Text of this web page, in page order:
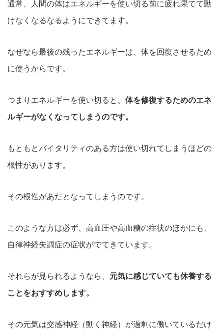
通常、人間の体はエネルギーを使い切る前に疲れ果てて動
けなくなるなるようにできてます。
なぜなら最後の残ったエネルギーは、体を回復させるため
に使うからです。
つまりエネルギーを使い切ると、 体を修復するためのエネ
ルギーがなくなってしまうのです。
もともとバイタリティのある方は使い切れてしまうほどの
根性があります。
その根性があだとなってしまうのです。
このような方は必ず、高血圧や高血糖の症状のほかにも、
自律神経失調症の症状がでてきています。
それらが見られるようなら、 元気に感じていても休養する
ことをおすすめします。
その元気は交感神経（動く神経）が過剰に働いているだけ